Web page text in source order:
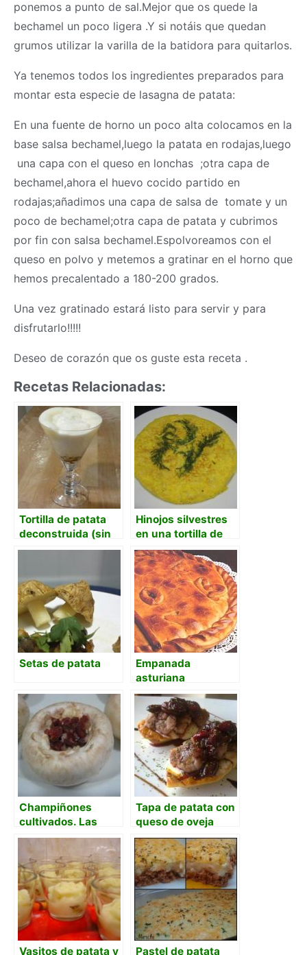
ponemos a punto de sal.Mejor que os quede la
bechamel un poco ligera .Y si notáis que quedan
grumos utilizar la varilla de la batidora para quitarlos.
Ya tenemos todos los ingredientes preparados para
montar esta especie de lasagna de patata:
En una fuente de horno un poco alta colocamos en la
base salsa bechamel,luego la patata en rodajas,luego
una capa con el queso en lonchas ;otra capa de
bechamel,ahora el huevo cocido partido en
rodajas;añadimos una capa de salsa de tomate y un
poco de bechamel;otra capa de patata y cubrimos
por fin con salsa bechamel.Espolvoreamos con el
queso en polvo y metemos a gratinar en el horno que
hemos precalentado a 180-200 grados.
Una vez gratinado estará listo para servir y para
disfrutarlo!!!!!
Deseo de corazón que os guste esta receta .
Recetas Relacionadas:
Tortilla de patata
deconstruida (sin
sifón)
Hinojos silvestres
en una tortilla de
patata
Setas de patata
Empanada
asturiana
Champiñones
cultivados. Las
nuevas tecnologías
en la tradición.
Tapa de patata con
queso de oveja
semicurado, cedro
y compota de
cerezas al vino de
rioja alavesa
Vasitos de patata y Pastel de patata